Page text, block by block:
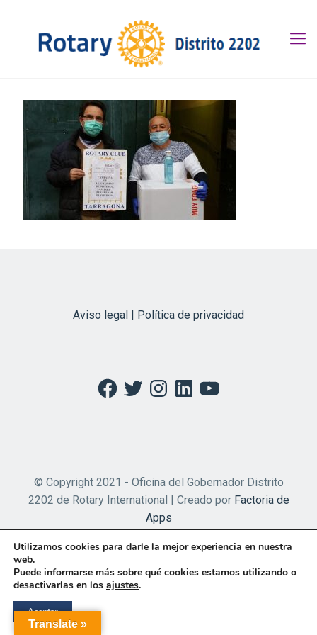
Aviso legal | Política de privacidad
Facebook
TwitterInstagramLinkedInYouTube
© Copyright 2021 - Oficina del Gobernador Distrito
2202 de Rotary International | Creado por Factoria de
Apps
Translate »
Utilizamos cookies para darle la mejor experiencia en nuestra
web.
Puede informarse más sobre qué cookies estamos utilizando o
desactivarlas en los ajustes.
Aceptar